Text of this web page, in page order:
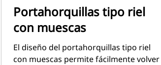
Portahorquillas tipo riel
con muescas
El diseño del portahorquillas tipo riel
con muescas permite fácilmente volver